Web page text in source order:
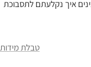
איך נקלעתם לתסבוכת
טבלת מידות